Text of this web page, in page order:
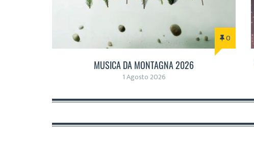
0
MUSICA DA MONTAGNA 2026
1 Agosto 2026